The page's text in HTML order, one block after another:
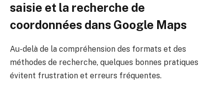
saisie et la recherche de
coordonnées dans Google Maps
Au-delà de la compréhension des formats et des
méthodes de recherche, quelques bonnes pratiques
évitent frustration et erreurs fréquentes.